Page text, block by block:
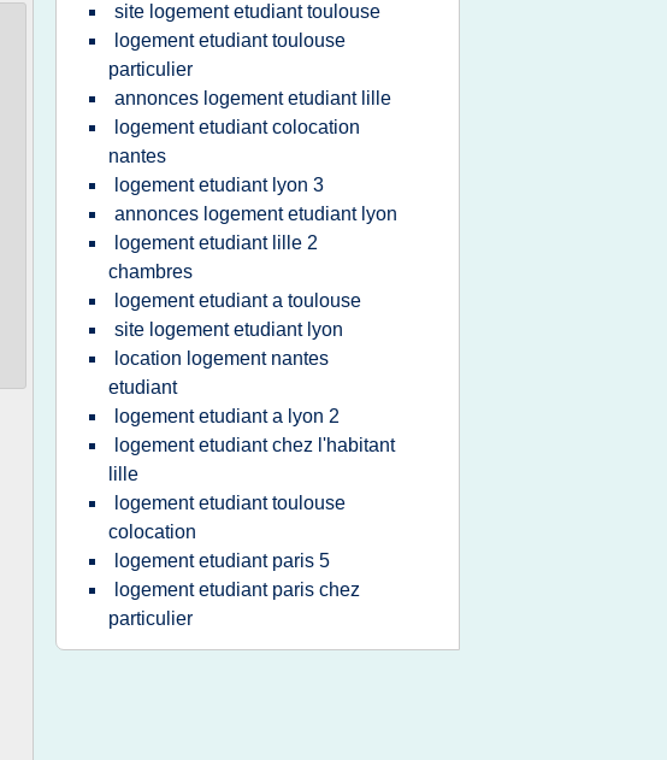
site logement etudiant toulouse
logement etudiant toulouse
particulier
annonces logement etudiant lille
logement etudiant colocation
nantes
logement etudiant lyon 3
annonces logement etudiant lyon
logement etudiant lille 2
chambres
logement etudiant a toulouse
site logement etudiant lyon
location logement nantes
etudiant
logement etudiant a lyon 2
logement etudiant chez l'habitant
lille
logement etudiant toulouse
colocation
logement etudiant paris 5
logement etudiant paris chez
particulier